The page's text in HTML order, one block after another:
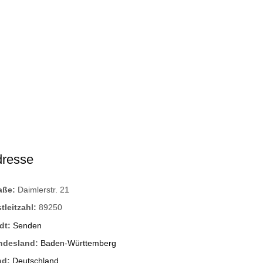
Daimlerstr. 21
89250
Senden
Baden-Württemberg
Deutschland